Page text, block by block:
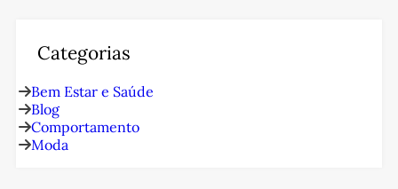
Categorias
Bem Estar e Saúde
Blog
Comportamento
Moda